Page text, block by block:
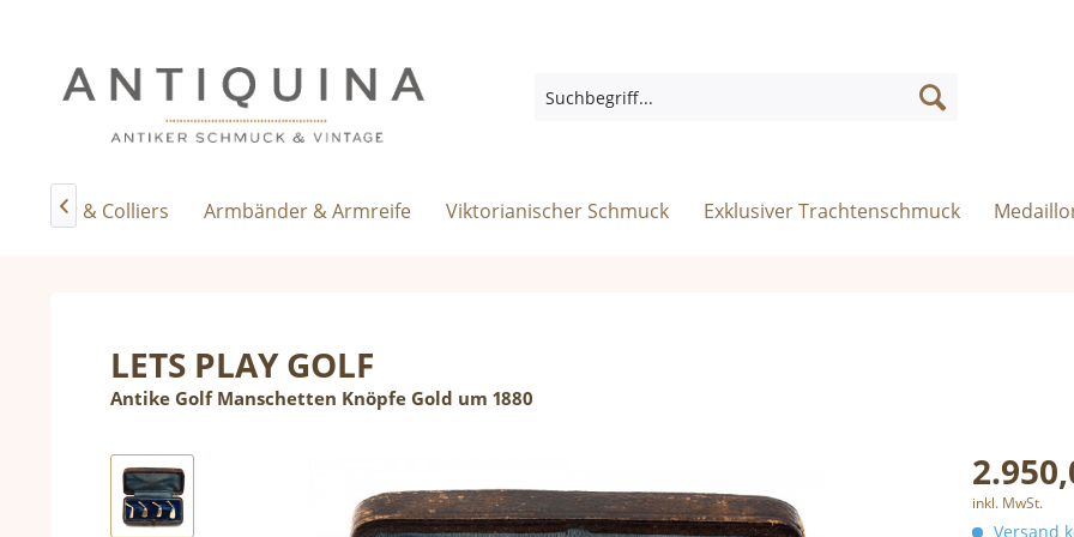
& Colliers Armbänder & Armreife Viktorianischer Schmuck Exklusiver Trachtenschmuck

LETS PLAY GOLF
Antike Golf Manschetten Knöpfe Gold um 1880
inkl. MwSt.
Versand